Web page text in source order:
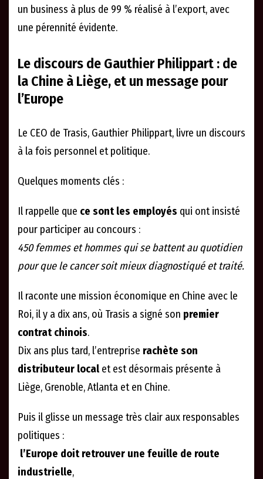
un business à plus de 99 % réalisé à l’export, avec
une pérennité évidente.
Le discours de Gauthier Philippart : de
la Chine à Liège, et un message pour
l’Europe
Le CEO de Trasis, Gauthier Philippart, livre un discours
à la fois personnel et politique.
Quelques moments clés :
Il rappelle que ce sont les employés qui ont insisté
pour participer au concours :
450 femmes et hommes qui se battent au quotidien
pour que le cancer soit mieux diagnostiqué et traité.
Il raconte une mission économique en Chine avec le
Roi, il y a dix ans, où Trasis a signé son premier
contrat chinois.
Dix ans plus tard, l’entreprise rachète son
distributeur local et est désormais présente à
Liège, Grenoble, Atlanta et en Chine.
Puis il glisse un message très clair aux responsables
politiques :
l’Europe doit retrouver une feuille de route
industrielle,